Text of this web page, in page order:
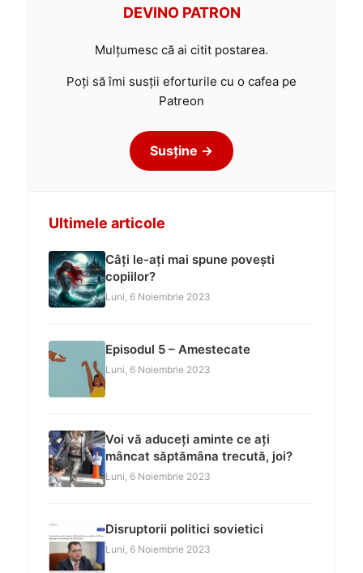
DEVINO PATRON
Mulțumesc că ai citit postarea.
Poți să îmi susții eforturile cu o cafea pe
Patreon
Susține →
Ultimele articole
Câți le-ați mai spune povești
copiilor?
Luni, 6 Noiembrie 2023
Episodul 5 – Amestecate
Luni, 6 Noiembrie 2023
Voi vă aduceți aminte ce ați
mâncat săptămâna trecută, joi?
Luni, 6 Noiembrie 2023
Disruptorii politici sovietici
Luni, 6 Noiembrie 2023